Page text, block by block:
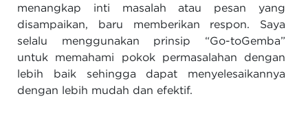
menangkap inti masalah atau pesan yang
disampaikan, baru memberikan respon. Saya
selalu menggunakan prinsip “Go-toGemba”
untuk memahami pokok permasalahan dengan
lebih baik sehingga dapat menyelesaikannya
dengan lebih mudah dan efektif.